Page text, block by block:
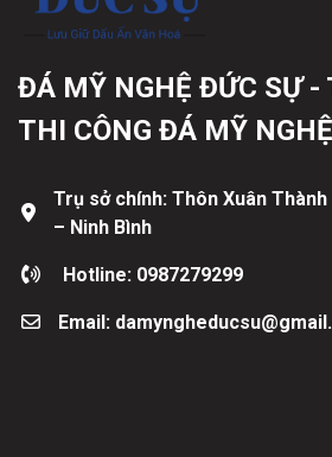
ĐÁ MỸ NGHỆ ĐỨC SỰ -
THI CÔNG ĐÁ MỸ
Trụ sở chính: Thôn Xuân
– Ninh Bình
Hotline: 0987279299
Email: